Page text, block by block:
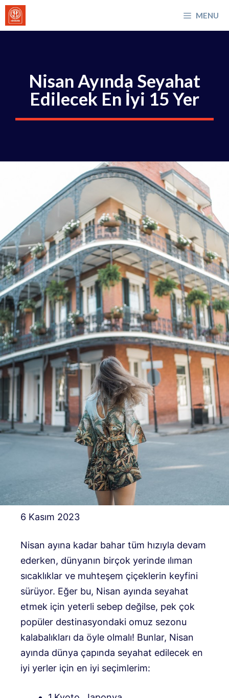
İçeriğe
atla
MENU
Nisan Ayında Seyahat
Edilecek En İyi 15 Yer
6 Kasım 2023
Nisan ayına kadar bahar tüm hızıyla devam
ederken, dünyanın birçok yerinde ılıman
sıcaklıklar ve muhteşem çiçeklerin keyfini
sürüyor. Eğer bu, Nisan ayında seyahat
etmek için yeterli sebep değilse, pek çok
popüler destinasyondaki omuz sezonu
kalabalıkları da öyle olmalı! Bunlar, Nisan
ayında dünya çapında seyahat edilecek en
iyi yerler için en iyi seçimlerim: